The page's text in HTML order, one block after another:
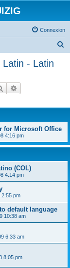
Connexion
- Latin
Rechercher
for Microsoft Office
4:16 pm
(COL)
4:14 pm
2:55 pm
default language
10:38 am
6:33 am
8:05 pm